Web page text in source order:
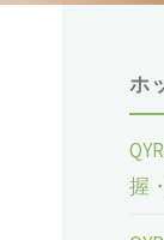
ホ
握